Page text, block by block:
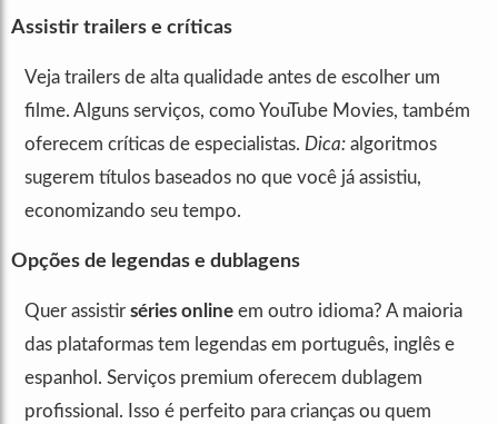
Assistir trailers e críticas
Veja trailers de alta qualidade antes de escolher um
filme. Alguns serviços, como YouTube Movies, também
oferecem críticas de especialistas. Dica: algoritmos
sugerem títulos baseados no que você já assistiu,
economizando seu tempo.
Opções de legendas e dublagens
Quer assistir séries online em outro idioma? A maioria
das plataformas tem legendas em português, inglês e
espanhol. Serviços premium oferecem dublagem
profissional. Isso é perfeito para crianças ou quem